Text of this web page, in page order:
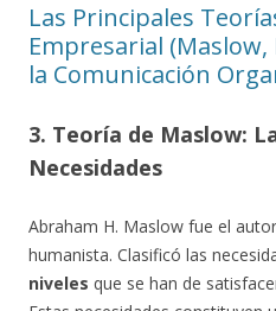
Las Principales
Empresarial
la Comunicación
3. Teoría de Maslow:
Necesidades
Abraham H. Maslow fue el
humanista. Clasificó las
niveles que se han de